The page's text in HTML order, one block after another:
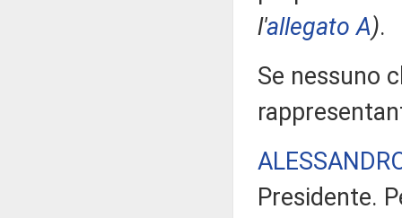
l'allegato A).
Se nessuno
Presidente.